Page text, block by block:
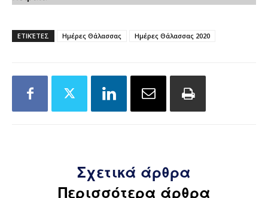
ΕΤΙΚΈΤΕΣ Ημέρες Θάλασσας Ημέρες Θάλασσας 2020
Σχετικά άρθρα
Περισσότερα άρθρα